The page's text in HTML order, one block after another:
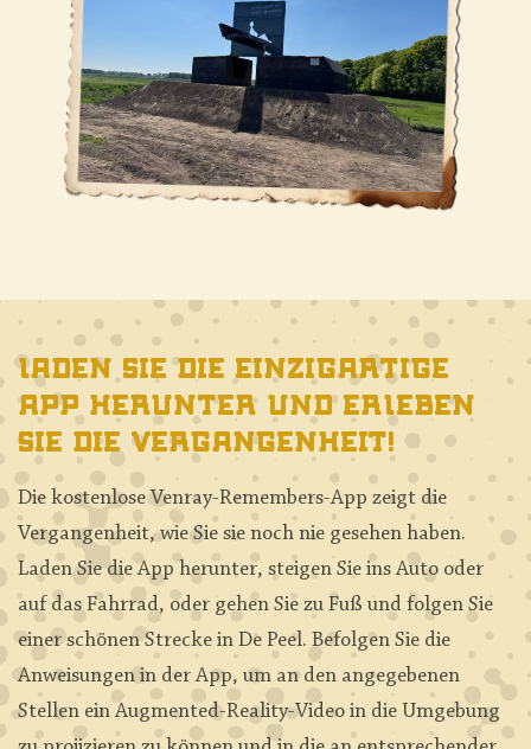
Laden Sie die einzigartige
App herunter und erleben
Sie die Vergangenheit!
Die kostenlose Venray-Remembers-App zeigt die
Vergangenheit, wie Sie sie noch nie gesehen haben.
Laden Sie die App herunter, steigen Sie ins Auto oder
auf das Fahrrad, oder gehen Sie zu Fuß und folgen Sie
einer schönen Strecke in De Peel. Befolgen Sie die
Anweisungen in der App, um an den angegebenen
Stellen ein Augmented-Reality-Video in die Umgebung